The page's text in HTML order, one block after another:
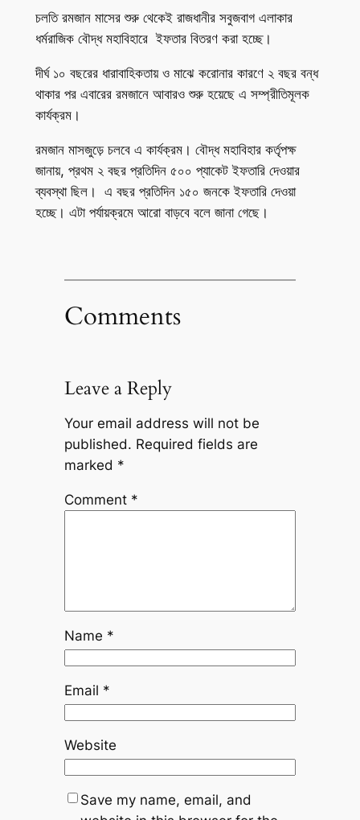
চলতি রমজান মাসের শুরু থেকেই রাজধানীর সবুজবাগ এলাকার
ধর্মরাজিক বৌদ্ধ মহাবিহারে ইফতার বিতরণ করা হচ্ছে।
দীর্ঘ ১০ বছরের ধারাবাহিকতায় ও মাঝে করোনার কারণে ২ বছর বন্ধ
থাকার পর এবারের রমজানে আবারও শুরু হয়েছে এ সম্প্রীতিমূলক
কার্যক্রম।
রমজান মাসজুড়ে চলবে এ কার্যক্রম। বৌদ্ধ মহাবিহার কর্তৃপক্ষ
জানায়, প্রথম ২ বছর প্রতিদিন ৫০০ প্যাকেট ইফতারি দেওয়ার
ব্যবস্থা ছিল। এ বছর প্রতিদিন ১৫০ জনকে ইফতারি দেওয়া
হচ্ছে। এটা পর্যায়ক্রমে আরো বাড়বে বলে জানা গেছে।
Comments
Leave a Reply
Your email address will not be
published. Required fields are
marked *
Comment *
Name *
Email *
Website
Save my name, email, and